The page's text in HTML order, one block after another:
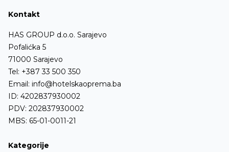
Kontakt
HAS GROUP d.o.o. Sarajevo
Pofalićka 5
71000 Sarajevo
Tel: +387 33 500 350
Email: info@hotelskaoprema.ba
ID: 4202837930002
PDV: 202837930002
MBS: 65-01-0011-21
Kategorije